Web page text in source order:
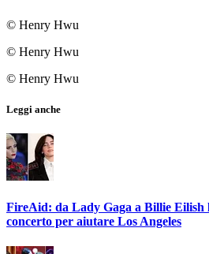
© Henry Hwu
© Henry Hwu
© Henry Hwu
Leggi anche
FireAid: da Lady Gaga a Billie Eilish
concerto per aiutare Los Angeles